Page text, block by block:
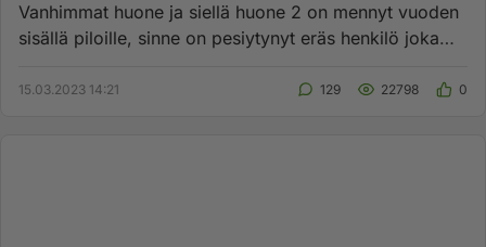
Vanhimmat huone ja siellä huone 2 on mennyt vuoden
sisällä piloille, sinne on pesiytynyt eräs henkilö joka
15.03.2023 14:21 129 22798 0